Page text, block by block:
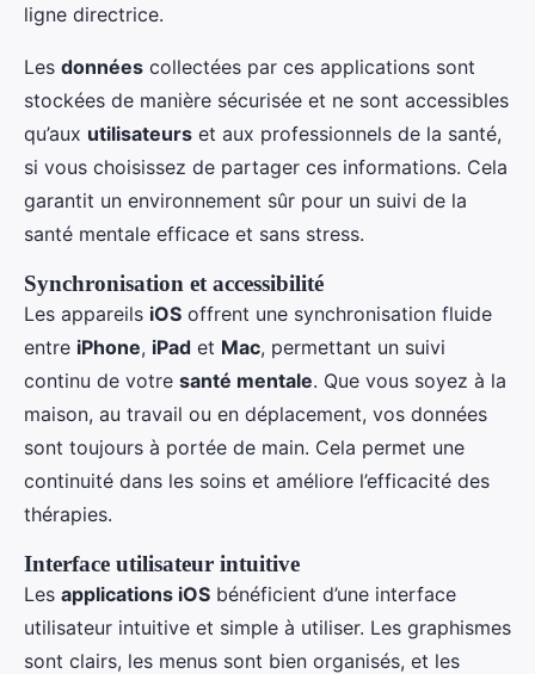
ligne directrice.
Les données collectées par ces applications sont
stockées de manière sécurisée et ne sont accessibles
qu’aux utilisateurs et aux professionnels de la santé,
si vous choisissez de partager ces informations. Cela
garantit un environnement sûr pour un suivi de la
santé mentale efficace et sans stress.
Synchronisation et accessibilité
Les appareils iOS offrent une synchronisation fluide
entre iPhone, iPad et Mac, permettant un suivi
continu de votre santé mentale. Que vous soyez à la
maison, au travail ou en déplacement, vos données
sont toujours à portée de main. Cela permet une
continuité dans les soins et améliore l’efficacité des
thérapies.
Interface utilisateur intuitive
Les applications iOS bénéficient d’une interface
utilisateur intuitive et simple à utiliser. Les graphismes
sont clairs, les menus sont bien organisés, et les